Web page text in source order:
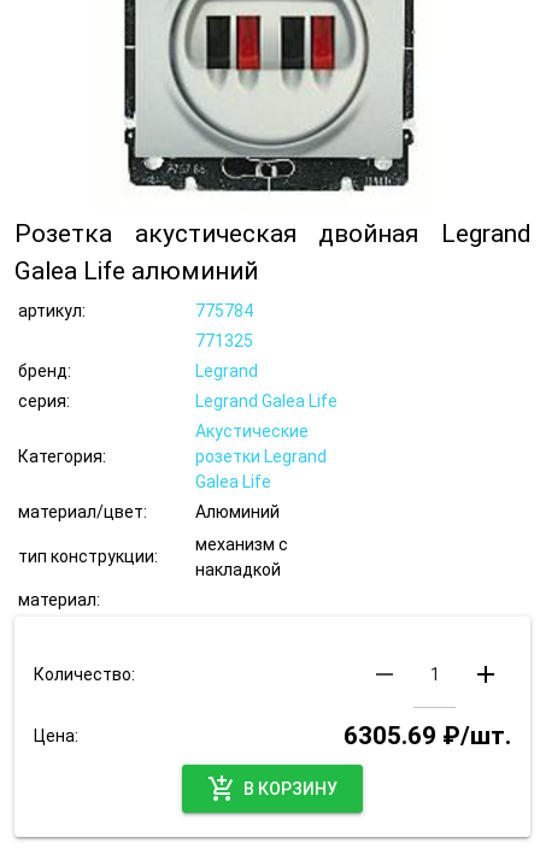
Розетка акустическая двойная Legrand
Galea Life алюминий
артикул:
775784
771325
бренд:
Legrand
серия:
Legrand Galea Life
Категория:
Акустические
розетки Legrand
Galea Life
материал/цвет:
Алюминий
тип конструкции:
механизм с
накладкой
материал:
Количество: remove add
Цена:
6305.69 ₽/шт.
add_shopping_cart
В КОРЗИНУ